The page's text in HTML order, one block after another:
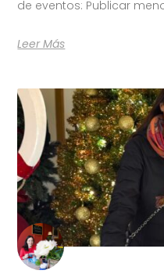
de eventos: Publicar
Leer Más